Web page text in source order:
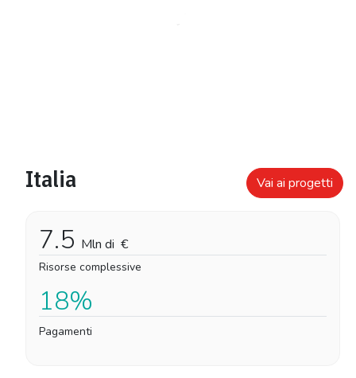
Italia Vai ai progetti
7.5 Mln di €
Risorse complessive
18%
Pagamenti